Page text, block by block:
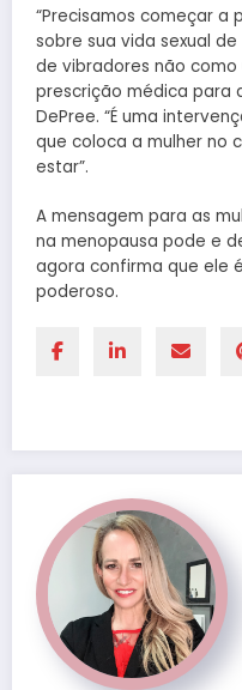
“Precisamos começar a
sobre sua vida sexual
de vibradores não
prescrição médica para
DePree. “É uma
que coloca a mulher no
estar”.
A mensagem para as
na menopausa pode e
agora confirma que ele
poderoso.